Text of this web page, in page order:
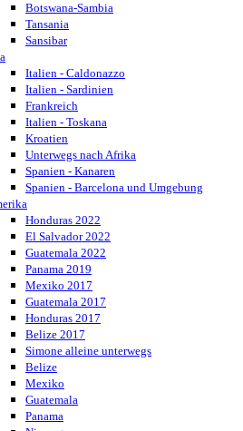
Botswana-Sambia
Tansania
Sansibar
Italien - Caldonazzo
Italien - Sardinien
Frankreich
Italien - Toskana
Kroatien
Unterwegs nach Afrika
Spanien - Kanaren
Spanien - Barcelona und Umgebung
Honduras 2022
El Salvador 2022
Guatemala 2022
Panama 2019
Mexiko 2017
Guatemala 2017
Honduras 2017
Belize 2017
Simone alleine unterwegs
Belize
Mexiko
Guatemala
Panama